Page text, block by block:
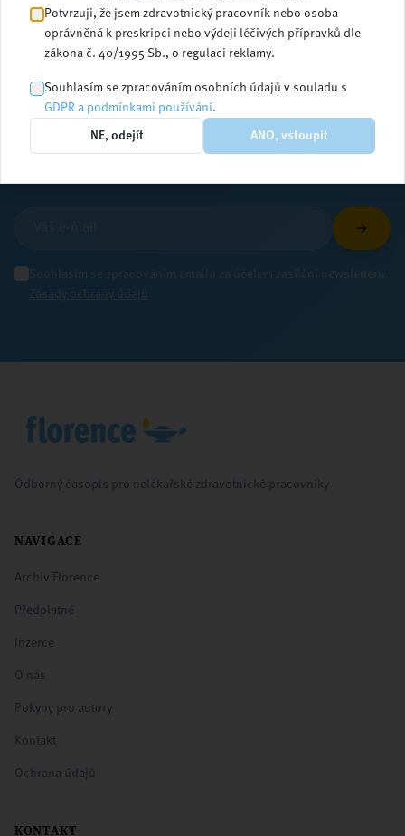
Zůstaňte v obraze
Přihlaste se k odběru newsletteru a dostávejte
Souhlasím se zpracováním emailu za účelem zasílání newsletteru.
Zásady ochrany údajů
Odborný časopis pro nelékařské zdravotnické pracovníky
NAVIGACE
Archiv Florence
Předplatné
Inzerce
O nás
Pokyny pro autory
Kontakt
Ochrana údajů
KONTAKT
Potvrzuji, že jsem zdravotnický pracovník nebo osoba
oprávněná k preskripci nebo výdeji léčivých přípravků dle
zákona č. 40/1995 Sb., o regulaci reklamy.
Souhlasím se zpracováním osobních údajů v souladu s
GDPR a podmínkami používání.
NE, odejít ANO, vstoupit